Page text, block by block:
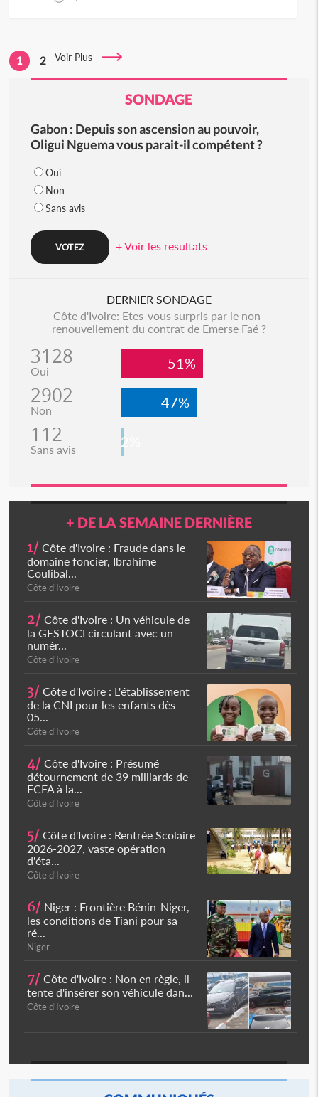
1 2 Voir Plus
SONDAGE
Gabon : Depuis son ascension au pouvoir,
Oligui Nguema vous parait-il compétent ?
Oui
Non
Sans avis
+ Voir les resultats
DERNIER SONDAGE
Côte d'Ivoire: Etes-vous surpris par le non-
renouvellement du contrat de Emerse Faé ?
3128
Oui 51%
2902
Non 47%
112
Sans avis 2%
+ DE LA SEMAINE DERNIÈRE
1/ Côte d'Ivoire : Fraude dans le
domaine foncier, Ibrahime
Coulibal...
Côte d'Ivoire
2/ Côte d'Ivoire : Un véhicule de
la GESTOCI circulant avec un
numér...
Côte d'Ivoire
3/ Côte d'Ivoire : L'établissement
de la CNI pour les enfants dès
05...
Côte d'Ivoire
4/ Côte d'Ivoire : Présumé
détournement de 39 milliards de
FCFA à la...
Côte d'Ivoire
5/ Côte d'Ivoire : Rentrée Scolaire
2026-2027, vaste opération
d'éta...
Côte d'Ivoire
6/ Niger : Frontière Bénin-Niger,
les conditions de Tiani pour sa
ré...
Niger
7/ Côte d'Ivoire : Non en règle, il
tente d'insérer son véhicule dan...
Côte d'Ivoire